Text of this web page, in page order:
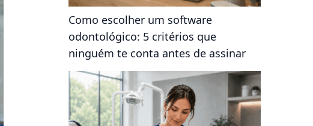
Como escolher um software
odontológico: 5 critérios que
ninguém te conta antes de assinar